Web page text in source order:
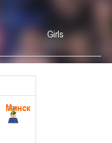
Girls
Минск